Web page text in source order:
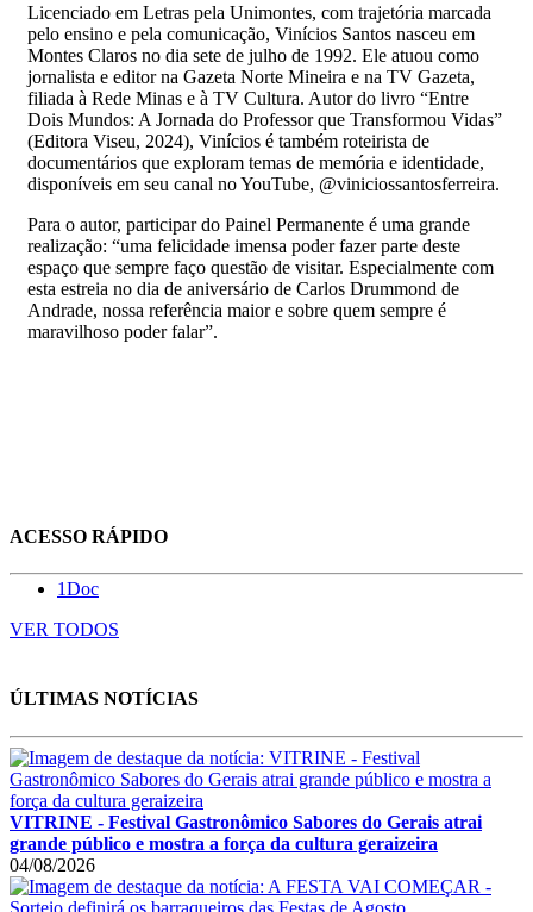
Licenciado em Letras pela Unimontes, com trajetória marcada
pelo ensino e pela comunicação, Vinícios Santos nasceu em
Montes Claros no dia sete de julho de 1992. Ele atuou como
jornalista e editor na Gazeta Norte Mineira e na TV Gazeta,
filiada à Rede Minas e à TV Cultura. Autor do livro “Entre
Dois Mundos: A Jornada do Professor que Transformou Vidas”
(Editora Viseu, 2024), Vinícios é também roteirista de
documentários que exploram temas de memória e identidade,
disponíveis em seu canal no YouTube, @viniciossantosferreira.
Para o autor, participar do Painel Permanente é uma grande
realização: “uma felicidade imensa poder fazer parte deste
espaço que sempre faço questão de visitar. Especialmente com
esta estreia no dia de aniversário de Carlos Drummond de
Andrade, nossa referência maior e sobre quem sempre é
maravilhoso poder falar”.
ACESSO RÁPIDO
1Doc
VER TODOS
ÚLTIMAS NOTÍCIAS
VITRINE - Festival Gastronômico Sabores do Gerais atrai
grande público e mostra a força da cultura geraizeira
04/08/2026